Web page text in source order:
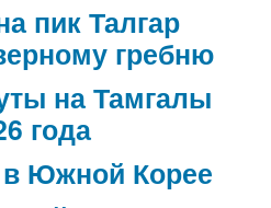
пик Талгар
гребню
на Тамгалы
года
в Южной Корее